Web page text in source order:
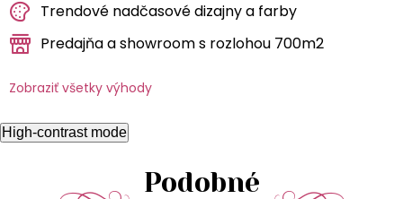
Trendové nadčasové dizajny a farby
Predajňa a showroom s rozlohou 700m2
Zobraziť všetky výhody
High-contrast mode
Podobné